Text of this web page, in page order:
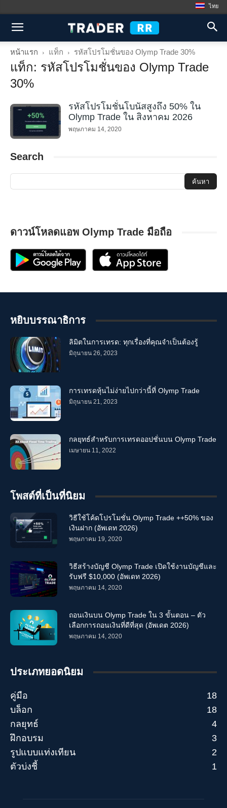
ไทย
หน้าแรก แท็ก รหัสโปรโมชั่นของ Olymp Trade 30%
แท็ก: รหัสโปรโมชั่นของ Olymp Trade
30%
รหัสโปรโมชั่นโบนัสสูงถึง 50% ใน
Olymp Trade ใน สิงหาคม 2026
พฤษภาคม 14, 2020
Search
ดาวน์โหลดแอพ Olymp Trade มือถือ
หยิบบรรณาธิการ
ลิมิตในการเทรด: ทุกเรื่องที่คุณจำเป็นต้องรู้
มิถุนายน 26, 2023
การเทรดหุ้นไม่ง่ายไปกว่านี้ที่ Olymp Trade
มิถุนายน 21, 2023
กลยุทธ์สำหรับการเทรดออปชั่นบน Olymp Trade
เมษายน 11, 2022
โพสต์ที่เป็นที่นิยม
วิธีใช้โค้ดโปรโมชั่น Olymp Trade ++50% ของ
เงินฝาก (อัพเดท 2026)
พฤษภาคม 19, 2020
วิธีสร้างบัญชี Olymp Trade เปิดใช้งานบัญชีและ
รับฟรี $10,000 (อัพเดท 2026)
พฤษภาคม 14, 2020
ถอนเงินบน Olymp Trade ใน 3 ขั้นตอน – ตัว
เลือกการถอนเงินที่ดีที่สุด (อัพเดต 2026)
พฤษภาคม 14, 2020
ประเภทยอดนิยม
คู่มือ
18
บล็อก
18
กลยุทธ์
4
ฝึกอบรม
3
รูปแบบแท่งเทียน
2
ตัวบ่งชี้
1